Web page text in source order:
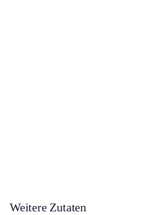
Weitere Zutaten